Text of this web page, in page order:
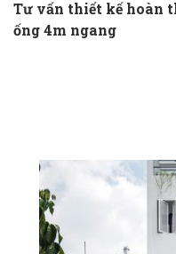
Tư vấn thiết kế hoàn
ống 4m ngang